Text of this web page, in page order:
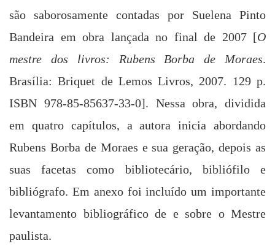
são saborosamente contadas por Suelena Pinto
Bandeira em obra lançada no final de 2007 [O
mestre dos livros: Rubens Borba de Moraes.
Brasília: Briquet de Lemos Livros, 2007. 129 p.
ISBN 978-85-85637-33-0]. Nessa obra, dividida
em quatro capítulos, a autora inicia abordando
Rubens Borba deMoraes e sua geração, depois as
suas facetas como bibliotecário, bibliófilo e
bibliógrafo. Em anexo foi incluído um importante
levantamento bibliográfico de e sobre o Mestre
paulista.